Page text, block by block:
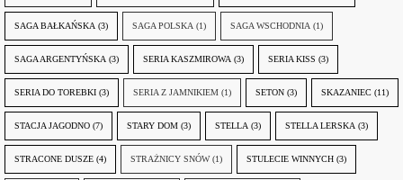
SAGA BAŁKAŃSKA (3) SAGA POLSKA (1) SAGA WSCHODNIA (1)
SAGA ARGENTYŃSKA (3) SERIA KASZMIROWA (3) SERIA KISS (3)
SERIA DO TOREBKI (3) SERIA Z JAMNIKIEM (1) SETON (3) SKAZANIEC (11)
STACJA JAGODNO (7) STARY DOM (3) STELLA (3) STELLA LERSKA (3)
STRACONE DUSZE (4) STRAŻNICY SNÓW (1) STULECIE WINNYCH (3)